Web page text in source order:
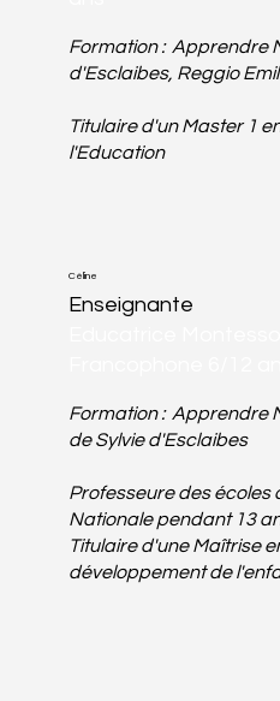
Formation : Apprendre
d'Esclaibes, Reggio
Titulaire d'un Master 1
l'Education
Céline
Enseignante
Formation : Apprendre
deSylvie d'Esclaibes
Professeure des écoles
Nationale pendant 13
Titulaire d'une Maîtrise
développement de